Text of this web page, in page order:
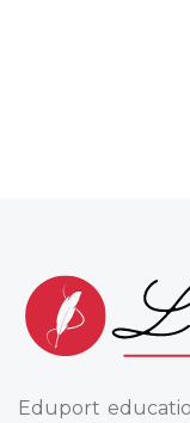
Eduport